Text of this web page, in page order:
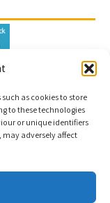
as cookies to store
to these technologies
or unique identifiers
adversely affect
Portal